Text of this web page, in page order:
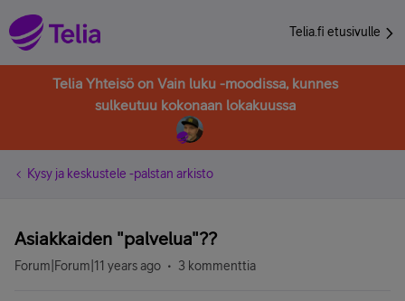
Telia.fi etusivulle
Telia Yhteisö on Vain luku -moodissa, kunnes
sulkeutuu kokonaan lokakuussa
Kysy ja keskustele -palstan arkisto
Asiakkaiden "palvelua"??
Forum|Forum|11 years ago 3 kommenttia